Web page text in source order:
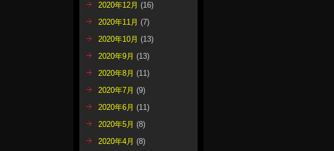
2020年12月 (16)
2020年11月 (7)
2020年10月 (13)
2020年9月 (13)
2020年8月 (11)
2020年7月 (9)
2020年6月 (11)
2020年5月 (8)
2020年4月 (8)